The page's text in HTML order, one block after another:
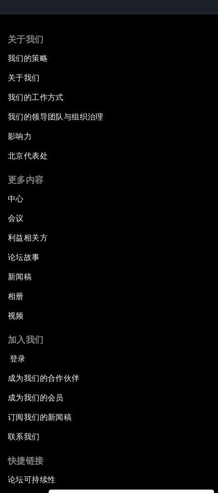
关于我们
我们的策略
关于我们
我们的工作方式
我们的领导团队与组织治理
影响力
北京代表处
更多内容
中心
会议
利益相关方
论坛故事
新闻稿
相册
视频
加入我们
登录
成为我们的合作伙伴
成为我们的会员
订阅我们的新闻稿
联系我们
快捷链接
论坛可持续性